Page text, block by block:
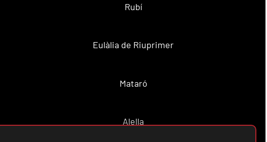
Rubí
Eulàlia de Riuprimer
Mataró
Alella